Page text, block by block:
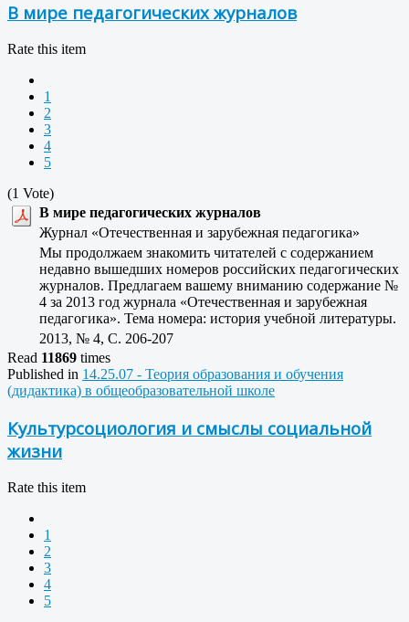
В мире педагогических журналов
Rate this item
1
2
3
4
5
(1 Vote)
В мире педагогических журналов
Журнал «Отечественная и зарубежная педагогика»
Мы продолжаем знакомить читателей с содержанием
недавно вышедших номеров российских педагогических
журналов. Предлагаем вашему вниманию содержание №
4 за 2013 год журнала «Отечественная и зарубежная
педагогика». Тема номера: история учебной литературы.
2013, № 4, C. 206-207
Read 11869 times
Published in 14.25.07 - Теория образования и обучения
(дидактика) в общеобразовательной школе
Культурсоциология и смыслы социальной
жизни
Rate this item
1
2
3
4
5